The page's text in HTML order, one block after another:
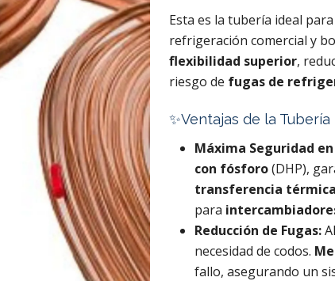
Esta es la tubería ideal para
refrigeración comercial y
flexibilidad superior,
riesgo de fugas de
✨Ventajas de la
Máxima Seguridad
con fósforo(DHP),
transferencia térmica
para
Reducción de Fugas:
necesidad de codos.
fallo, asegurando un